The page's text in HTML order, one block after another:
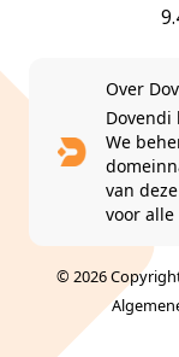
Over
Dovendi
We
van
voor
© 2026